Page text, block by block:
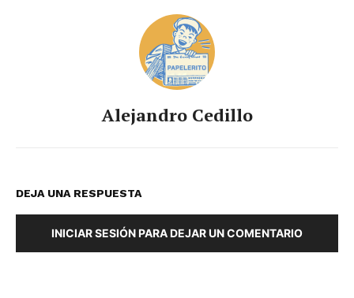
Alejandro Cedillo
DEJA UNA RESPUESTA
INICIAR SESIÓN PARA DEJAR UN COMENTARIO